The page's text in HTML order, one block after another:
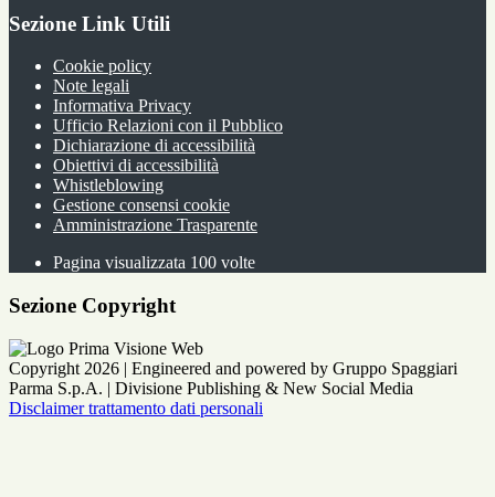
Sezione Link Utili
Cookie policy
Note legali
Informativa Privacy
Ufficio Relazioni con il Pubblico
Dichiarazione di accessibilità
Obiettivi di accessibilità
Whistleblowing
Gestione consensi cookie
Amministrazione Trasparente
Pagina visualizzata 100 volte
Sezione Copyright
Copyright 2026 | Engineered and powered by Gruppo Spaggiari
Parma S.p.A. | Divisione Publishing & New Social Media
Disclaimer trattamento dati personali